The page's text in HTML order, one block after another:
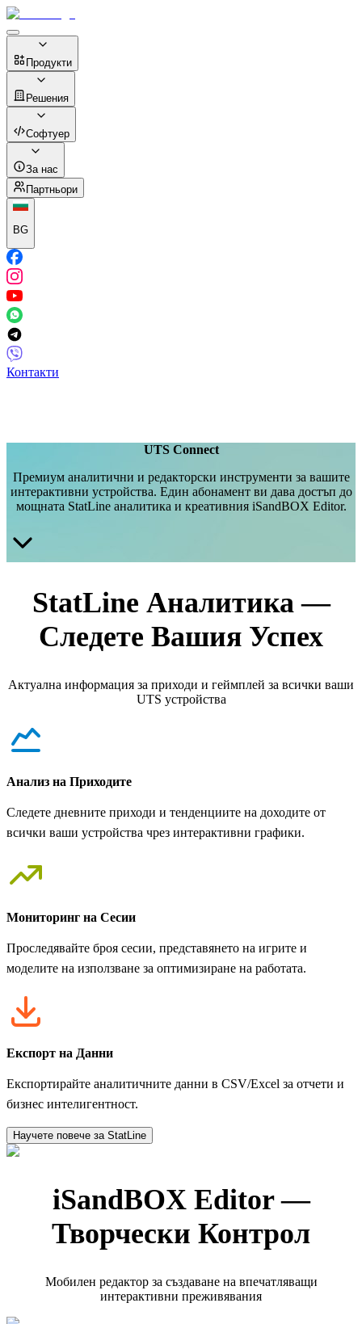
Продукти
Решения
Софтуер
За нас
Партньори
BG
Контакти
UTS Connect
Премиум аналитични и редакторски инструменти за вашите
интерактивни устройства. Един абонамент ви дава достъп до
мощната StatLine аналитика и креативния iSandBOX Editor.
StatLine Аналитика —
Следете Вашия Успех
Актуална информация за приходи и геймплей за всички ваши
UTS устройства
Анализ на Приходите
Следете дневните приходи и тенденциите на доходите от
всички ваши устройства чрез интерактивни графики.
Мониторинг на Сесии
Проследявайте броя сесии, представянето на игрите и
моделите на използване за оптимизиране на работата.
Експорт на Данни
Експортирайте аналитичните данни в CSV/Excel за отчети и
бизнес интелигентност.
Научете повече за StatLine
iSandBOX Editor —
Творчески Контрол
Мобилен редактор за създаване на впечатляващи
интерактивни преживявания